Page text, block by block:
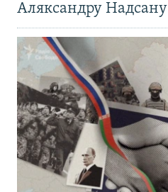
Аляксандру Надсану